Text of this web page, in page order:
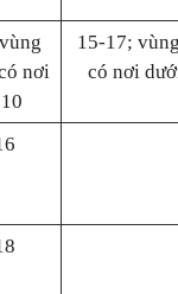
nơi
15-17;
có nơi